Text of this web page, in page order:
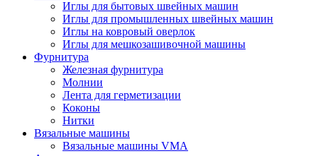
Иглы для бытовых швейных машин
Иглы для промышленных швейных машин
Иглы на ковровый оверлок
Иглы для мешкозашивочной машины
Фурнитура
Железная фурнитура
Молнии
Лента для герметизации
Коконы
Нитки
Вязальные машины
Вязальные машины VMA